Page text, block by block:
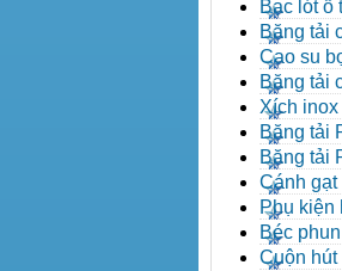
Bạc lót ổ
nhông
Băng tải
Cao su
Băng tải
Xích inox
Băng tải
Băng tải
Cánh gạt
Phụ kiện
Béc phun
Cuộn hút